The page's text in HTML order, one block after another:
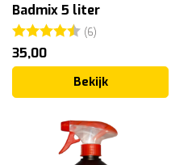
Badmix 5 liter
Beoordeling:(6)
35,00
Bekijk